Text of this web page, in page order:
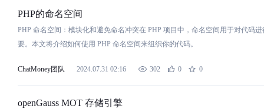
PHP的命名空间
PHP 命名 空间 ：模块化和避免命名冲突在 PHP 项目中，命名 空间 用于对代码
要。本文将介绍如何使用 PHP 命名 空间来组织你的代码。
ChatMoney团队 2024.07.31 02:16 302 0 0
openGauss MOT 存储引擎